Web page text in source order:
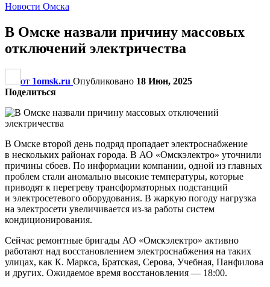
Новости Омска
В Омске назвали причину массовых
отключений электричества
от 1omsk.ru Опубликовано 18 Июн, 2025
Поделиться
В Омске второй день подряд пропадает электроснабжение
в нескольких районах города. В АО «Омскэлектро» уточнили
причины сбоев. По информации компании, одной из главных
проблем стали аномально высокие температуры, которые
приводят к перегреву трансформаторных подстанций
и электросетевого оборудования. В жаркую погоду нагрузка
на электросети увеличивается из-за работы систем
кондиционирования.
Сейчас ремонтные бригады АО «Омскэлектро» активно
работают над восстановлением электроснабжения на таких
улицах, как К. Маркса, Братская, Серова, Учебная, Панфилова
и других. Ожидаемое время восстановления — 18:00.